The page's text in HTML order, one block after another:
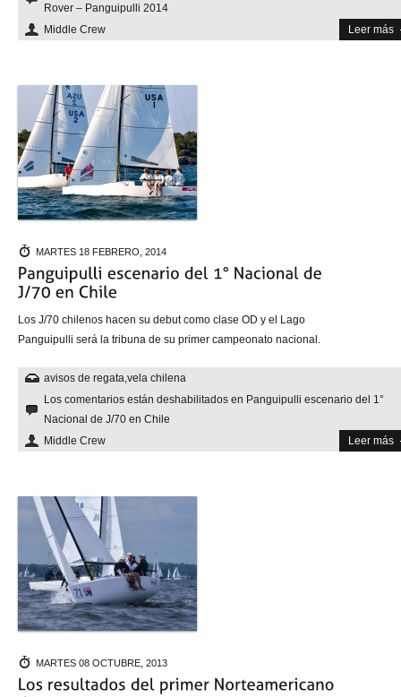
Rover – Panguipulli 2014
Middle Crew
Leer más
MARTES 18 FEBRERO, 2014
Los J/70 chilenos hacen su debut como clase OD y el Lago
Panguipulli será la tribuna de su primer campeonato nacional.
avisos de regata vela chilena
Los comentarios están deshabilitados en Panguipulli escenario del 1°
Nacional de J/70 en Chile
Middle Crew
Leer más
MARTES 08 OCTUBRE, 2013